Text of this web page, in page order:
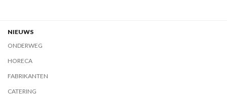
NIEUWS
ONDERWEG
HORECA
FABRIKANTEN
CATERING